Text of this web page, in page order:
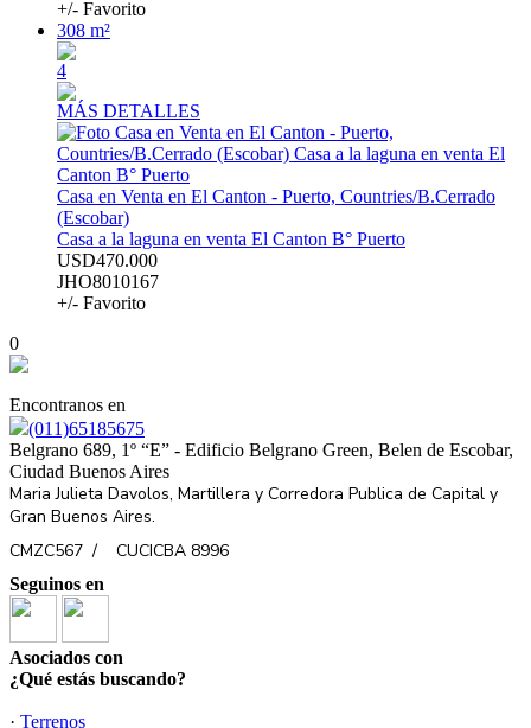
+/- Favorito
308 m²
4
MÁS DETALLES
Casa en Venta en El Canton - Puerto, Countries/B.Cerrado
(Escobar)
Casa a la laguna en venta El Canton B° Puerto
USD470.000
JHO8010167
+/- Favorito
0
Encontranos en
(011)65185675
Belgrano 689, 1º “E” - Edificio Belgrano Green, Belen de Escobar,
Ciudad Buenos Aires
Maria Julieta Davolos, Martillera y Corredora Publica de Capital y
Gran Buenos Aires.
CMZC567 / CUCICBA 8996
Seguinos en
Asociados con
¿Qué estás buscando?
· Terrenos